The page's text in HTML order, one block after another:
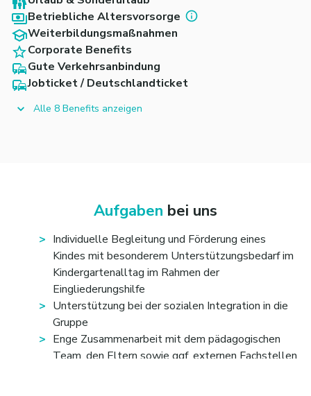
Betriebliche Altersvorsorge
Weiterbildungsmaßnahmen
Corporate Benefits
Gute Verkehrsanbindung
Jobticket / Deutschlandticket
Alle 8 Benefits anzeigen
Aufgaben bei uns
Individuelle Begleitung und Förderung eines
Kindes mit besonderem Unterstützungsbedarf im
Kindergartenalltag im Rahmen der
Eingliederungshilfe
Unterstützung bei der sozialen Integration in die
Gruppe
Enge Zusammenarbeit mit dem pädagogischen
Team, den Eltern sowie ggf. externen Fachstellen